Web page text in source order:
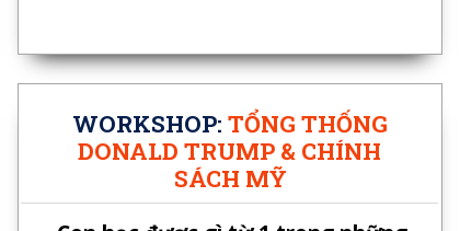
WORKSHOP: TỔNG THỐNG
DONALD TRUMP & CHÍNH
SÁCH MỸ